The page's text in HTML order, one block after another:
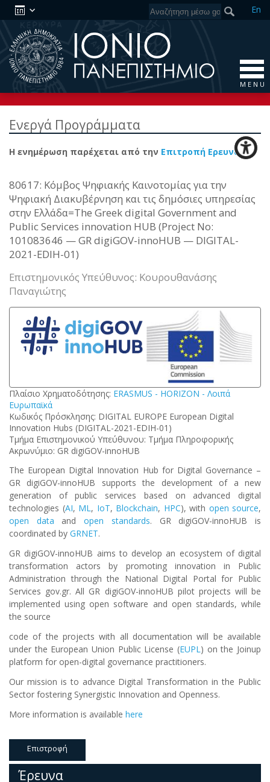
En
M E N U
Ενεργά Προγράμματα
Η ενημέρωση παρέχεται από την Επιτροπή Ερευνών
80617: Κόμβος Ψηφιακής Καινοτομίας για την
Ψηφιακή Διακυβέρνηση και τις δημόσιες υπηρεσίας
στην Ελλάδα=The Greek digital Government and
Public Services innovation HUB (Project No:
101083646 — GR digiGOV-innoHUB — DIGITAL-
2021-EDIH-01)
Επιστημονικός Υπεύθυνος: Κουρουθανάσης
Παναγιώτης
Πλαίσιο Χρηματοδότησης: ERASMUS - HORIZON - Λοιπά
Ευρωπαϊκά
Κωδικός Πρόσκλησης: DIGITAL EUROPE European Digital
Innovation Hubs (DIGITAL-2021-EDIH-01)
Τμήμα Επιστημονικού Υπεύθυνου: Τμήμα Πληροφορικής
Ακρωνύμιο: GR digiGOV-innoHUB
The European Digital Innovation Hub for Digital Governance –
GR digiGOV-innoHUB supports the development of a new
generation of public services based on advanced digital
technologies (AI, ML , IoT, Blockchain, HPC), with open source,
open data andopen standards. GR digiGOV-innoHUB is
coordinated by GRNET.
GR digiGOV-innoHUB aims to develop an ecosystem of digital
transformation actors by promoting innovation in Public
Administration through the National Digital Portal for Public
Services gov.gr. All GR digiGOV-innoHUB pilot projects will be
implemented using open software and open standards, while
the source
code of the projects with all documentation will be available
under the European Union Public License (EUPL ) on the Joinup
platform for open-digital governance practitioners.
Our mission is to advance Digital Transformation in the Public
Sector fostering Synergistic Innovation and Openness.
More information is available here
Επιστροφή
Έρευνα